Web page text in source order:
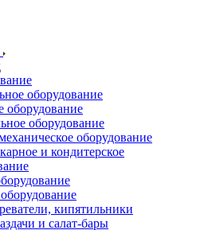
оборудование
оборудование
оборудование
оборудование
и кондитерское
кипятильники
и салат-бары